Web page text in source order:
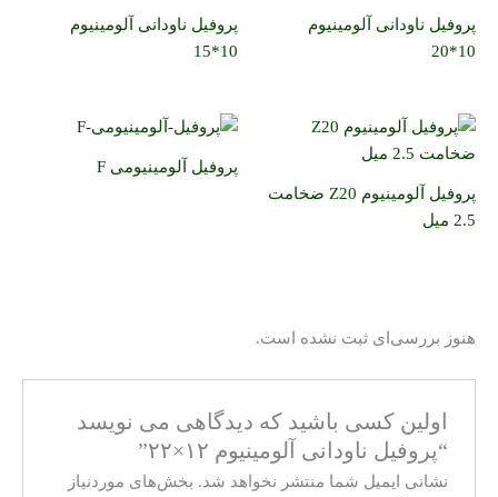
پروفیل ناودانی آلومینیوم
10*20
پروفیل ناودانی آلومینیوم
10*15
پروفیل آلومینیوم Z20 ضخامت
2.5 میل
پروفیل آلومینیومی F
هنوز بررسی‌ای ثبت نشده است.
اولین کسی باشید که دیدگاهی می نویسد
“پروفیل ناودانی آلومینیوم ۱۲×۲۲”
نشانی ایمیل شما منتشر نخواهد شد. بخش‌های موردنیاز